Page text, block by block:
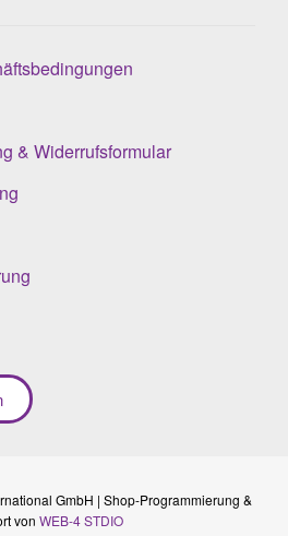
& Widerrufsformular
GmbH | Shop-Programmierung &
von WEB-4 STDIO